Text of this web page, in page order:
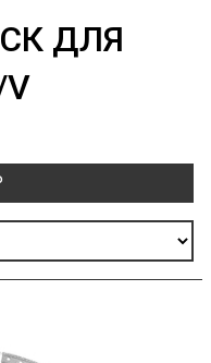
ДЛЯ